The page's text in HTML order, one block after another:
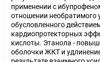
применении с
отношении необратимого
обусловленного
кардиопротекторных
кислоты. Этанола -
оболочки ЖКТ и